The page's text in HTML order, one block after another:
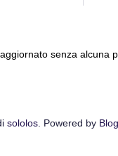
senza alcuna
sololos. Powered by